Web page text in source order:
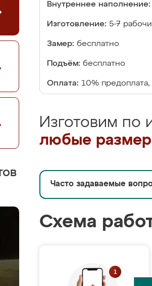
Внутреннее наполнение:
Изготовление: 5-7
Замер: бесплатно
Подъём: бесплатно
Оплата: 10%
Изготовим по
любые
Часто задаваемые
Схема